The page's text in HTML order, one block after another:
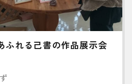
ふれる己書の作品展示会